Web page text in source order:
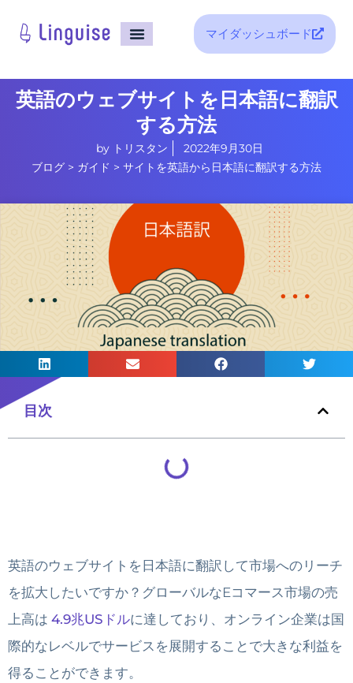
マイダッシュボード
英語のウェブサイトを日本語に翻訳
する方法
by トリスタン
2022年9月30日
ブログ > ガイド > サイトを英語から日本語に翻訳する方法
目次
英語のウェブサイトを日本語に翻訳して市場へのリーチ
を拡大したいですか？グローバルなEコマース市場の売
上高は 4.9兆USドルに達しており、オンライン企業は国
際的なレベルでサービスを展開することで大きな利益を
得ることができます。